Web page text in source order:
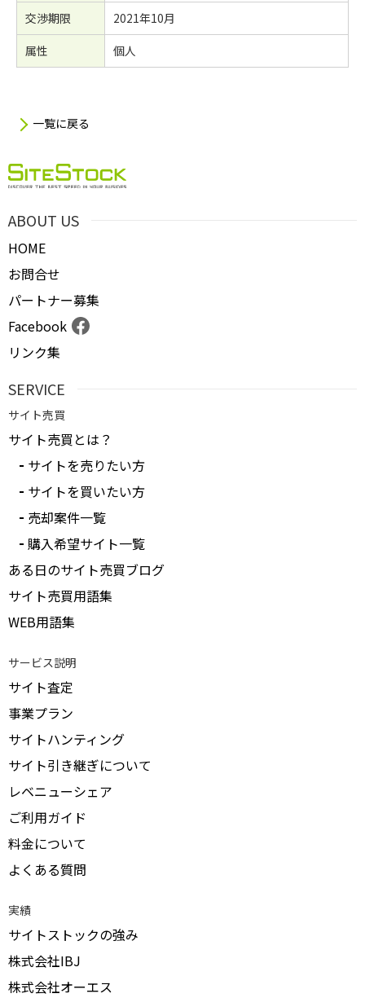
交渉期限
2021年10月
属性
個人
一覧に戻る
ABOUT US
HOME
お問合せ
パートナー募集
Facebook
リンク集
SERVICE
サイト売買
サイト売買とは？
サイトを売りたい方
サイトを買いたい方
売却案件一覧
購入希望サイト一覧
ある日のサイト売買ブログ
サイト売買用語集
WEB用語集
サービス説明
サイト査定
事業プラン
サイトハンティング
サイト引き継ぎについて
レベニューシェア
ご利用ガイド
料金について
よくある質問
実績
サイトストックの強み
株式会社IBJ
株式会社オーエス